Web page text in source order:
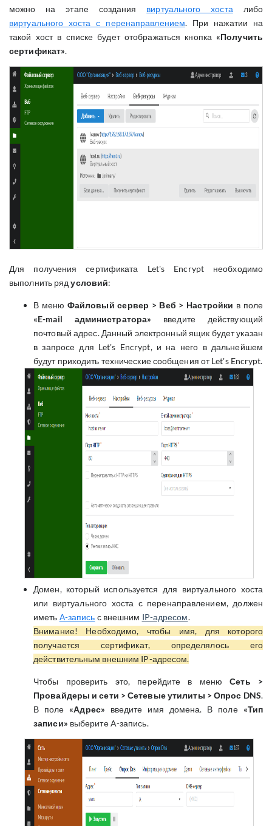
можно на этапе создания виртуального хоста либо
виртуального хоста с перенаправлением. При нажатии на
такой хост в списке будет отображаться кнопка «Получить
сертификат».
Для получения сертификата Let's Encrypt необходимо
выполнить рядусловий:
В меню Файловый сервер > Веб > Настройки в поле
«E-mail администратора» введите действующий
почтовый адрес. Данный электронный ящик будет указан
в запросе для Let's Encrypt, и на него в дальнейшем
будут приходить технические сообщения от Let's Encrypt.
Домен, который используется для виртуального хоста
или виртуального хоста с перенаправлением, должен
иметь А-запись с внешним IP-адресом.
Внимание! Необходимо, чтобы имя, для которого
получается сертификат, определялось его
действительным внешним IP-адресом.
Чтобы проверить это, перейдите в менюСеть >
Провайдеры и сети > Сетевые утилиты > Опрос DNS.
В поле «Адрес» введите имя домена. В поле «Тип
записи» выберите A-запись.